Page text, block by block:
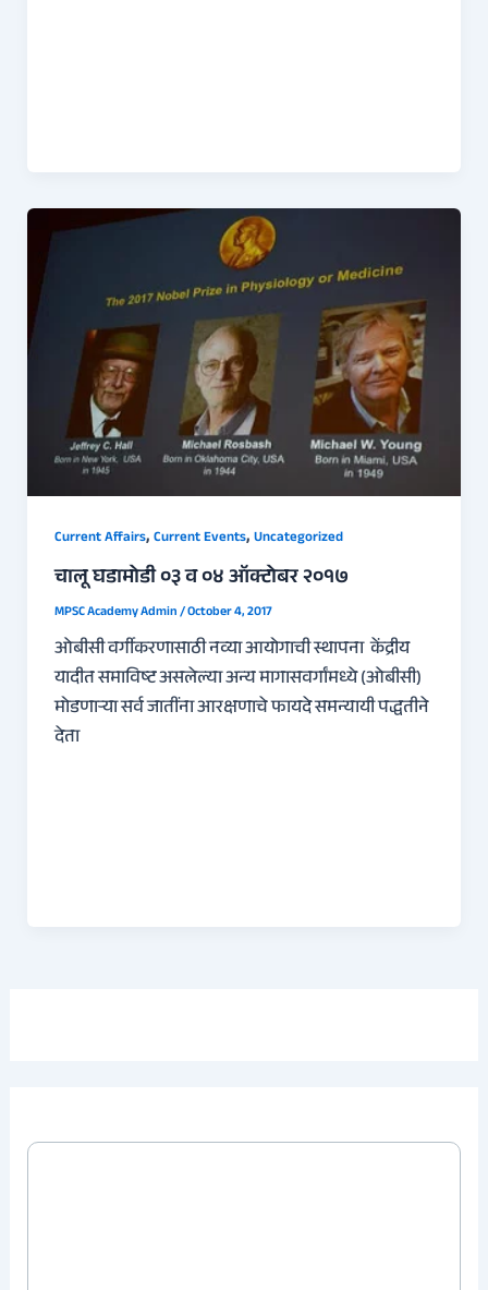
Current Affairs,Current Events,Uncategorized
चालू घडामोडी ०३ व ०४ ऑक्टोबर २०१७
MPSC Academy Admin/October 4, 2017
ओबीसी वर्गीकरणासाठी नव्या आयोगाची स्थापना केंद्रीय
यादीत समाविष्ट असलेल्या अन्य मागासवर्गांमध्ये (ओबीसी)
मोडणार्‍या सर्व जातींना आरक्षणाचे फायदे समन्यायी पद्धतीने
देता